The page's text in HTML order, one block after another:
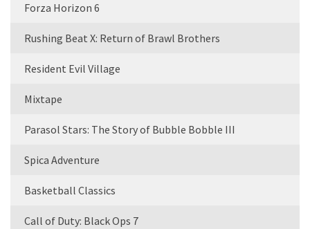
Forza Horizon 6
Rushing Beat X: Return of Brawl Brothers
Resident Evil Village
Mixtape
Parasol Stars: The Story of Bubble Bobble III
Spica Adventure
Basketball Classics
Call of Duty: Black Ops 7